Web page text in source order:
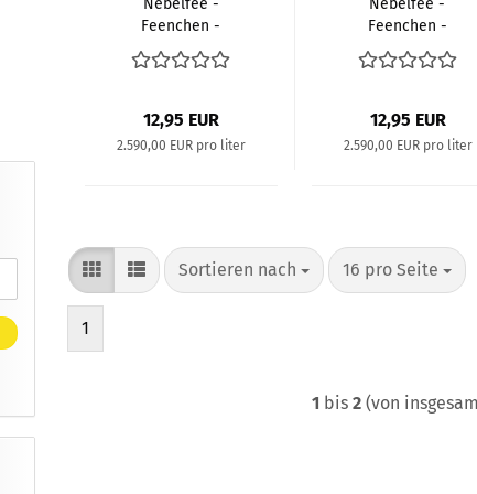
Nebelfee -
Feenchen -
Aroma Eiskaffee
5 ml
12,95 EUR
2.590,00 EUR pro liter
Nebelfee -
Feenchen -
Aroma Vanille
Rum Tabak 5 ml
12,95 EUR
2.590,00 EUR pro liter
Sortieren nach
Sortieren nach 16 pro Seite
pro Seite
1
1 bis2 (von